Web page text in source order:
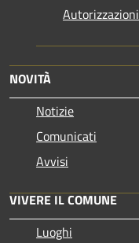
Autorizzazioni
NOVITÀ
Notizie
Comunicati
Avvisi
VIVERE IL COMUNE
Luoghi